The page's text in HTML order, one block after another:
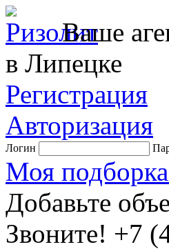
Ваше
в Липецке
Регистрация
Авторизация
Логин
Моя подборка
Добавьте
Звоните! +7